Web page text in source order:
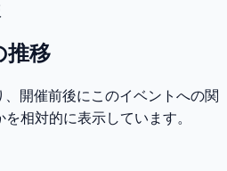
推移
、開催前後にこのイベントへの関
相対的に表示しています。